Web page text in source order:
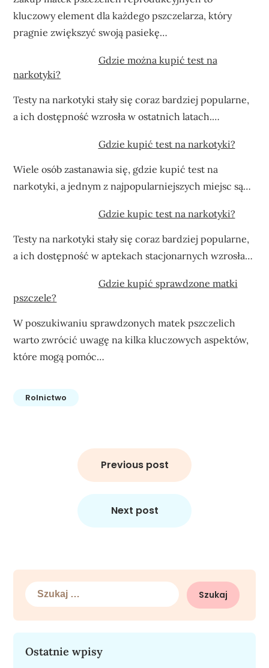
kluczowy element dla każdego pszczelarza, który
pragnie zwiększyć swoją pasiekę…
Gdzie można kupić test na
narkotyki?
Testy na narkotyki stały się coraz bardziej popularne,
a ich dostępność wzrosła w ostatnich latach.…
Gdzie kupić test na narkotyki?
Wiele osób zastanawia się, gdzie kupić test na
narkotyki, a jednym z najpopularniejszych miejsc są…
Gdzie kupic test na narkotyki?
Testy na narkotyki stały się coraz bardziej popularne,
a ich dostępność w aptekach stacjonarnych wzrosła…
Gdzie kupić sprawdzone matki
pszczele?
W poszukiwaniu sprawdzonych matek pszczelich
warto zwrócić uwagę na kilka kluczowych aspektów,
które mogą pomóc…
Rolnictwo
Previous post
Next post
Szukaj:
Ostatnie wpisy